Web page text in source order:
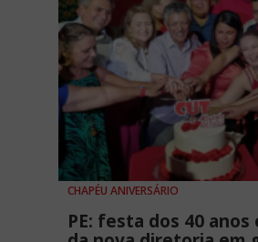
CHAPÉU ANIVERSÁRIO
PE: festa dos 40 anos